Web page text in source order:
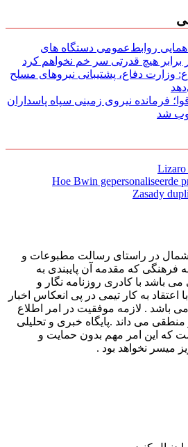
روابط‌عمومی دستگاه های
برابر هیچ قدرتی سر خم نخواهم کرد
وزارت دفاع، پشتیبانی نیرو‌های مسلح
فرمانده نیروی زمینی سپاه پاسداران
شد
Lizaro
Hoe Bwin gepersonaliseerde
Zasady
شمال در راستای رسالت مطبوعات و
فرهنگی که مقدمه آن پایبندی به
باشد با کادری روزنامه نگار و
به کار تیمی در پی انعکاس اخبار
باشد . لازمه موفقیت در امر اطلاع
می داند .پایگاه خبری و تحلیلی
که این امر مهم بدون حمایت و
میسر نخواهد بود .